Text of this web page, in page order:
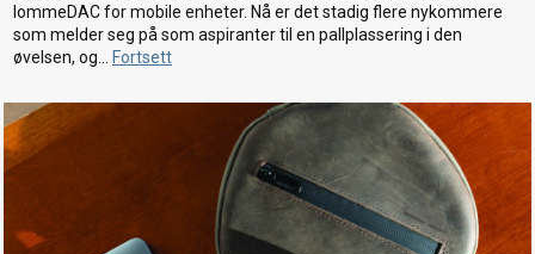
lommeDAC for mobile enheter. Nå er det stadig flere nykommere
som melder seg på som aspiranter til en pallplassering i den
øvelsen, og...
Fortsett